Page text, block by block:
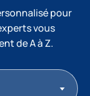
pour
vous
de A à Z.